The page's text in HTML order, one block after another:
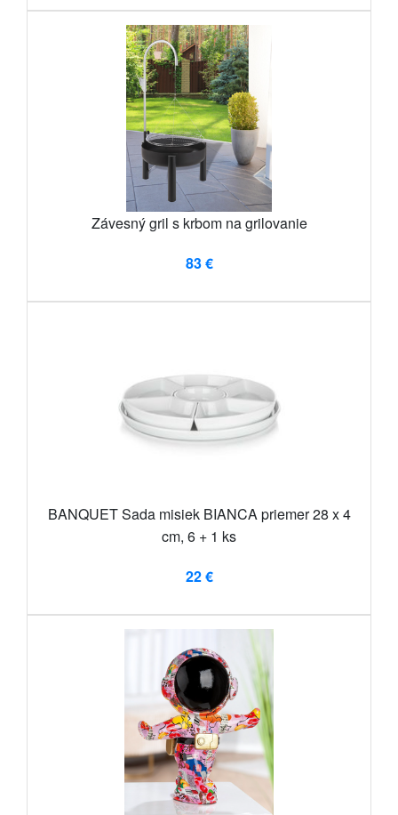
Závesný gril s krbom na grilovanie
83 €
BANQUET Sada misiek BIANCA priemer 28 x 4
cm, 6 + 1 ks
22 €